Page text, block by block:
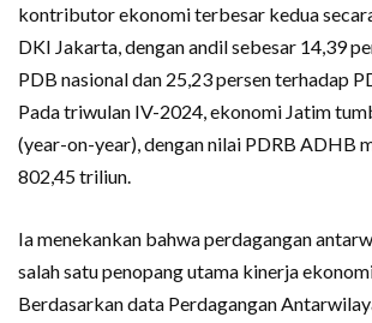
kontributor ekonomi terbesar kedua
DKI Jakarta, dengan andil sebesar 14,39
PDB nasional dan 25,23 persen terhadap
Pada triwulan IV-2024, ekonomi Jatim
(year-on-year), dengan nilai PDRB ADHB
802,45 triliun.
Ia menekankan bahwa perdagangan
salah satu penopang utama kinerja
Berdasarkan data Perdagangan